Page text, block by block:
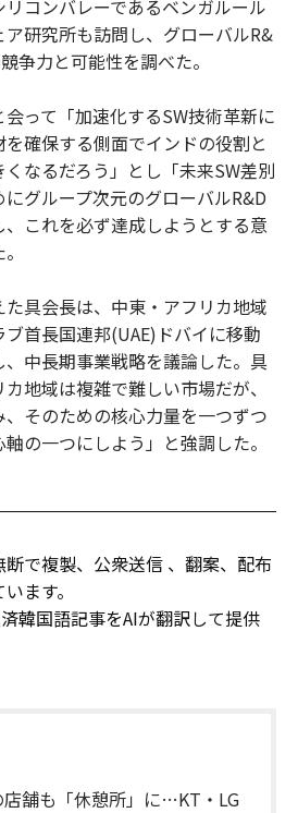
コンバレーであるベンガルール
研究所も訪問し、グローバルR&
争力と可能性を調べた。
って「加速化するSW技術革新に
確保する側面でインドの役割と
なるだろう」とし「未来SW差別
グループ次元のグローバルR&D
これを必ず達成しようとする意
具会長は、中東・アフリカ地域
首長国連邦(UAE)ドバイに移動
、中長期事業戦略を議論した。具
地域は複雑で難しい市場だが、
そのための核心力量を一つずつ
の一つにしよう」と強調した。
で複製、公衆送信 、翻案、配布
ます。
韓国語記事をAIが翻訳して提供
舗も「休憩所」に…KT・LG